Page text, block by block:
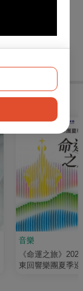
音樂
《命運之旅》
東回響樂團夏季巡